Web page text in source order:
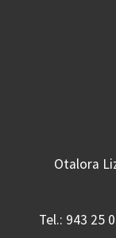
Otalora
Tel.: 943 25